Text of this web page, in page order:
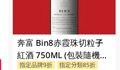
奔富 Bin8赤霞珠切粒子
紅酒 750ML (包裝隨機發
放)
指定品牌9折 指定分類85折